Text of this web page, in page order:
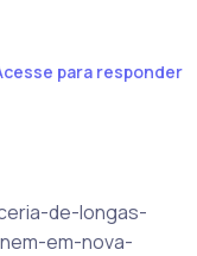
para responder
de-longas-
em-nova-